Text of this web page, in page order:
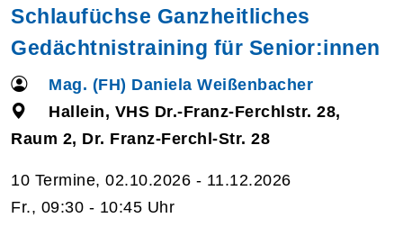
Schlaufüchse Ganzheitliches
Gedächtnistraining für Senior:innen
Mag. (FH) Daniela Weißenbacher
Hallein, VHS Dr.-Franz-Ferchlstr. 28,
Raum 2, Dr. Franz-Ferchl-Str. 28
10 Termine, 02.10.2026 - 11.12.2026
Fr., 09:30 - 10:45 Uhr